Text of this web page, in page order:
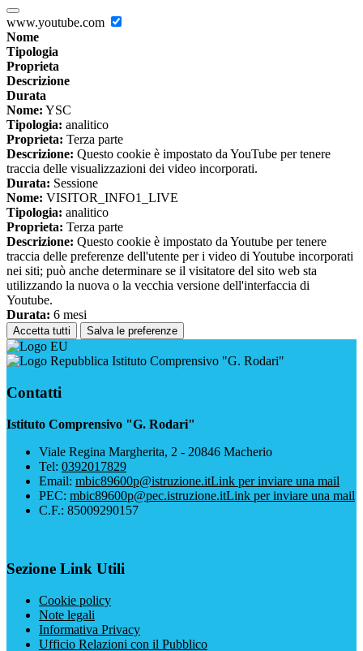
www.youtube.com
Nome
Tipologia
Proprieta
Descrizione
Durata
Nome: YSC
Tipologia: analitico
Proprieta: Terza parte
Descrizione: Questo cookie è impostato da YouTube per tenere
traccia delle visualizzazioni dei video incorporati.
Durata: Sessione
Nome: VISITOR_INFO1_LIVE
Tipologia: analitico
Proprieta: Terza parte
Descrizione: Questo cookie è impostato da Youtube per tenere
traccia delle preferenze dell'utente per i video di Youtube incorporati
nei siti; può anche determinare se il visitatore del sito web sta
utilizzando la nuova o la vecchia versione dell'interfaccia di
Youtube.
Durata: 6 mesi
Accetta tutti Salva le preferenze
Istituto Comprensivo "G. Rodari"
Contatti
Istituto Comprensivo "G. Rodari"
Viale Regina Margherita, 2 - 20846 Macherio
Tel: 0392017829
Email: mbic89600p@istruzione.itLink per inviare una mail
PEC: mbic89600p@pec.istruzione.itLink per inviare una mail
C.F.: 85009290157
Sezione Link Utili
Cookie policy
Note legali
Informativa Privacy
Ufficio Relazioni con il Pubblico